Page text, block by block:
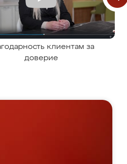
клиентам за
доверие